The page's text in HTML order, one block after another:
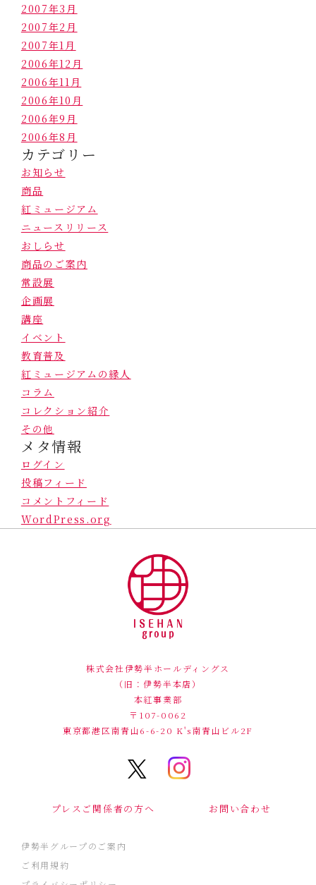
2007年3月
2007年2月
2007年1月
2006年12月
2006年11月
2006年10月
2006年9月
2006年8月
カテゴリー
お知らせ
商品
紅ミュージアム
ニュースリリース
おしらせ
商品のご案内
常設展
企画展
講座
イベント
教育普及
紅ミュージアムの縁人
コラム
コレクション紹介
その他
メタ情報
ログイン
投稿フィード
コメントフィード
WordPress.org
株式会社伊勢半ホールディングス
（旧：伊勢半本店）
本紅事業部
〒107-0062
東京都港区南青山6-6-20 K's南青山ビル2F
プレスご関係者の方へ お問い合わせ
伊勢半グループのご案内
ご利用規約